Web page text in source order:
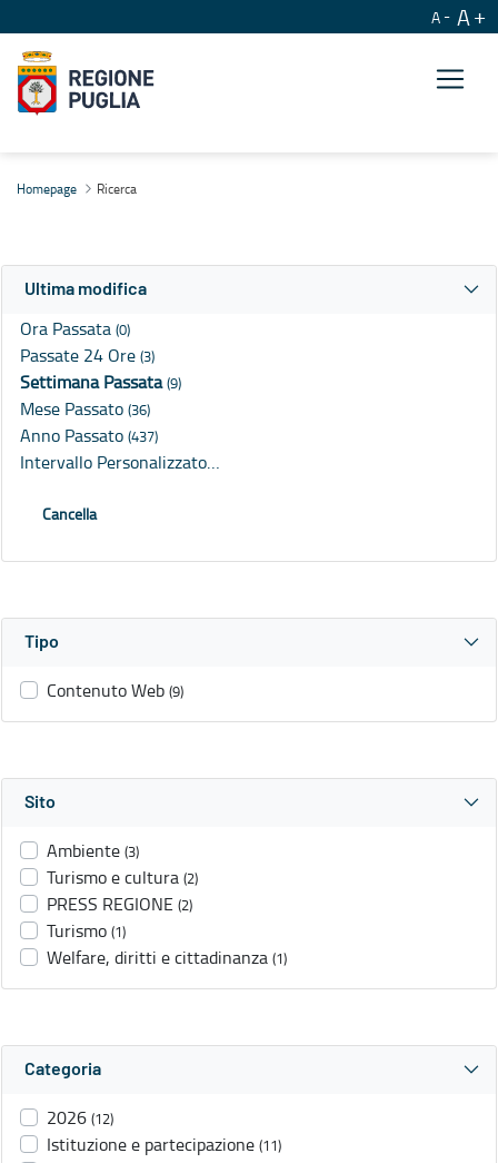
A A
Homepage Ricerca
Ultima modifica
Ora Passata (0)
Passate 24 Ore (3)
Settimana Passata(9)
Mese Passato (36)
Anno Passato (437)
Intervallo Personalizzato…
Cancella
Tipo
Contenuto Web (9)
Sito
Ambiente (3)
Turismo e cultura (2)
PRESS REGIONE (2)
Turismo (1)
Welfare, diritti e cittadinanza (1)
Categoria
2026 (12)
Istituzione e partecipazione (11)